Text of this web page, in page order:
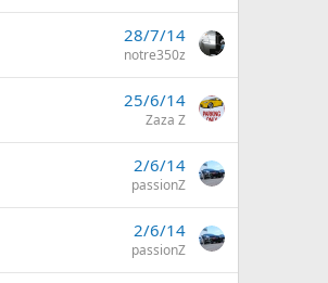
28/7/14
notre350z
25/6/14
Zaza Z
2/6/14
passionZ
2/6/14
passionZ